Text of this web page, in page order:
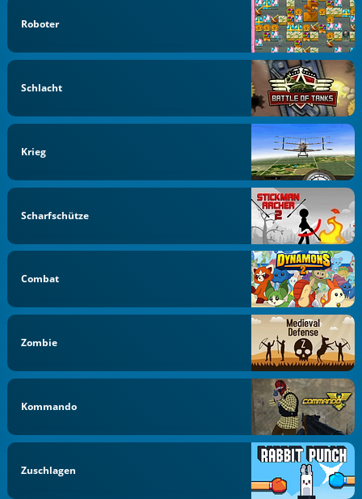
Roboter
Schlacht
Krieg
Scharfschütze
Combat
Zombie
Kommando
Zuschlagen